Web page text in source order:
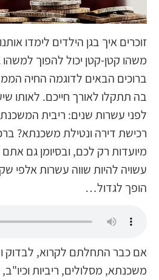
זוכרים איך בגן הילדים לימדו
משהו קטן-קטן יכול להפוך למשהו
ברוכים הבאים לדוגמה החיה
בה תתקלו לאורך חייכם. לאותו
לפני עשרות שנים: ריבית
רכישת דירה ונטילת משכנתא?
מיועדות רק לכם, ובסיומן גם אתם
עשויה להיות שווה עשרות אלפי
הופך לגדול…
אם כבר התחלתם לקרוא, לבדוק
משכנתא, מסלולים, ריביות וכיו"ב,